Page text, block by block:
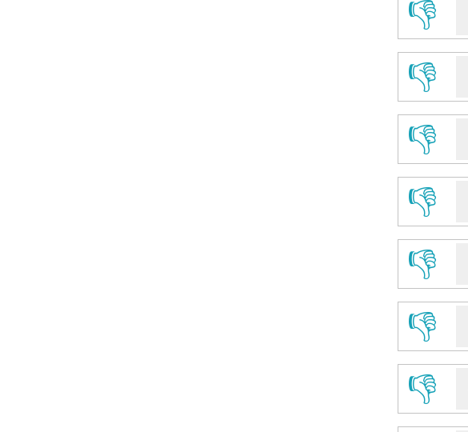
👎
👎
👎
👎
👎
👎
👎